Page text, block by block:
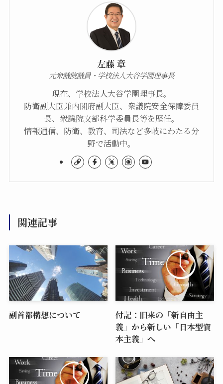
左藤 章
元衆議院議員・学校法人大谷学園理事長
現在、学校法人大谷学園理事長。
防衛副大臣兼内閣府副大臣、衆議院安全保障委員
長、衆議院文部科学委員長等を歴任。
情報通信、防衛、教育、司法など多岐にわたる分
野で活動中。
関連記事
副首都構想について
付記：旧来の「新自由主
義」から新しい「日本型資
本主義」へ